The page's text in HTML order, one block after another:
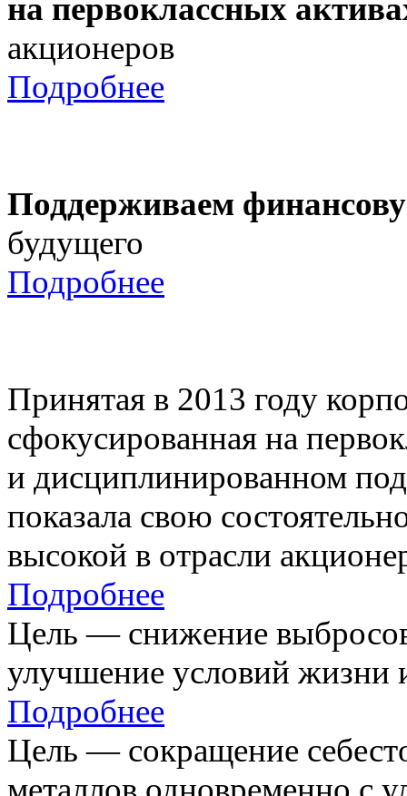
на первоклассных
акционеров
Подробнее
Поддерживаем
будущего
Подробнее
Принятая в 2013 году
сфокусированная на
и дисциплинированном
показала свою
высокой в отрасли
Подробнее
Цель — снижение
улучшение условий жизни
Подробнее
Цель — сокращение